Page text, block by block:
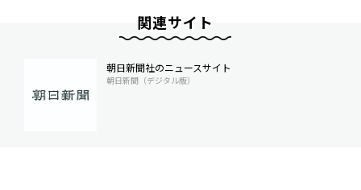
関連サイト
朝日新聞社のニュースサイト
朝日新聞（デジタル版）